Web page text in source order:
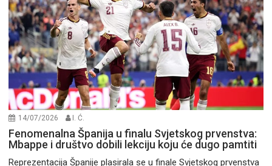
14/07/2026 I. Ć.
Fenomenalna Španija u finalu Svjetskog prvenstva:
Mbappe i društvo dobili lekciju koju će dugo pamtiti
Reprezentacija Španije plasirala se u finale Svjetskog prvenstva